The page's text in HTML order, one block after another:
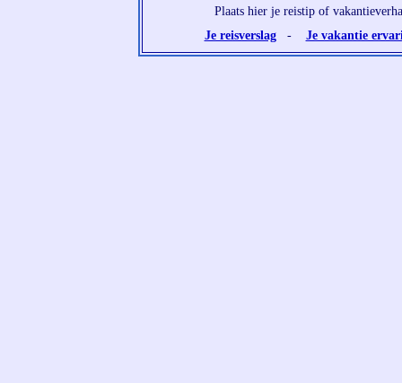
Plaats hier je reistip of
Je reisverslag- Je vakantie